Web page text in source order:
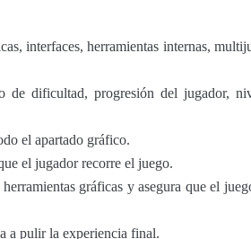
interfaces, herramientas internas,
de dificultad, progresión del jugador,
el apartado gráfico.
el jugador recorre el juego.
gráficas y asegura que el
a pulir la experiencia final.